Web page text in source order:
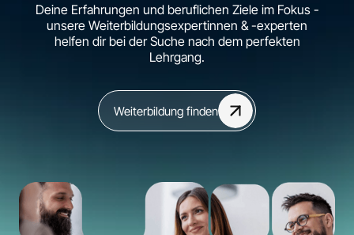
Deine Erfahrungen und beruflichen Ziele im Fokus -
unsere Weiterbildungsexpertinnen & -experten
helfen dir bei der Suche nach dem perfekten
Lehrgang.
Weiterbildung finden